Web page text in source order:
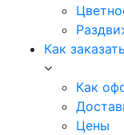
Как заказать
Как
Цены